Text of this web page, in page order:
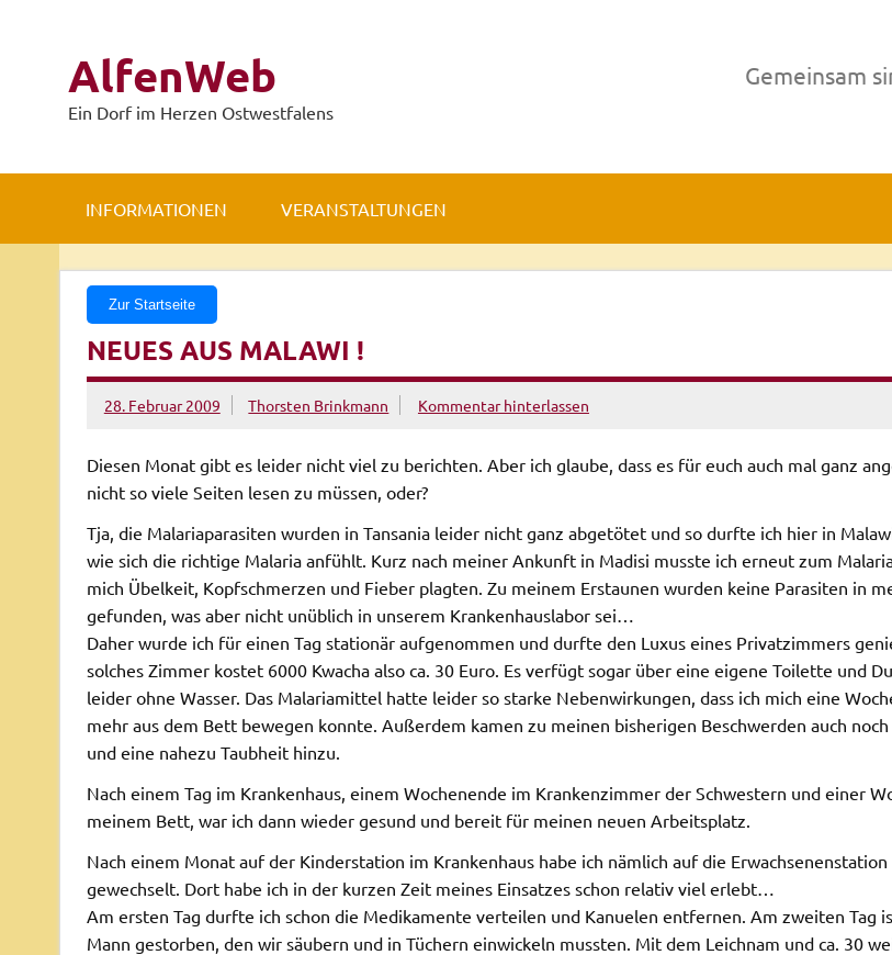
AlfenWeb
Ein Dorf im Herzen Ostwestfalens
Gemeinsam
INFORMATIONEN VERANSTALTUNGEN
Zur Startseite
NEUES AUS MALAWI !
28. Februar 2009 Thorsten Brinkmann Kommentar hinterlassen
Diesen Monat gibt es leider nicht viel zu berichten. Aber ich glaube, dass es für euch auch mal ganz
nicht so viele Seiten lesen zu müssen, oder?
Tja, die Malariaparasiten wurden in Tansania leider nicht ganz abgetötet und so durfte ich hier in
wie sich die richtige Malaria anfühlt. Kurz nach meiner Ankunft in Madisi musste ich erneut zum
mich Übelkeit, Kopfschmerzen und Fieber plagten. Zu meinem Erstaunen wurden keine Parasiten in
gefunden, was aber nicht unüblich in unserem Krankenhauslabor sei…
Daher wurde ich für einen Tag stationär aufgenommen und durfte den Luxus eines Privatzimmers
solches Zimmer kostet 6000 Kwacha also ca. 30 Euro. Es verfügt sogar über eine eigene Toilette und
leider ohne Wasser. Das Malariamittel hatte leider so starke Nebenwirkungen, dass ich mich eine
mehr aus dem Bett bewegen konnte. Außerdem kamen zu meinen bisherigen Beschwerden auch noch
und eine nahezu Taubheit hinzu.
Nach einem Tag im Krankenhaus, einem Wochenende im Krankenzimmer der Schwestern und einer
meinem Bett, war ich dann wieder gesund und bereit für meinen neuen Arbeitsplatz.
Nach einem Monat auf der Kinderstation im Krankenhaus habe ich nämlich auf die Erwachsenenstation
gewechselt. Dort habe ich in der kurzen Zeit meines Einsatzes schon relativ viel erlebt…
Am ersten Tag durfte ich schon die Medikamente verteilen und Kanuelen entfernen. Am zweiten Tag
Mann gestorben, den wir säubern und in Tüchern einwickeln mussten. Mit dem Leichnam und ca. 30